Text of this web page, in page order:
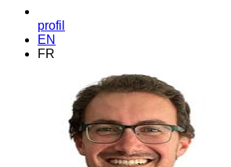
profil
EN
FR